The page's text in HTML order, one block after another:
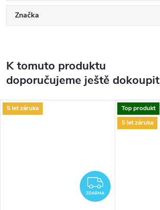
Značka
K tomuto produktu
doporučujeme ještě dokoupit
5 let záruka
ZDARMA
ZDARMA
Top produkt
5 let záruka